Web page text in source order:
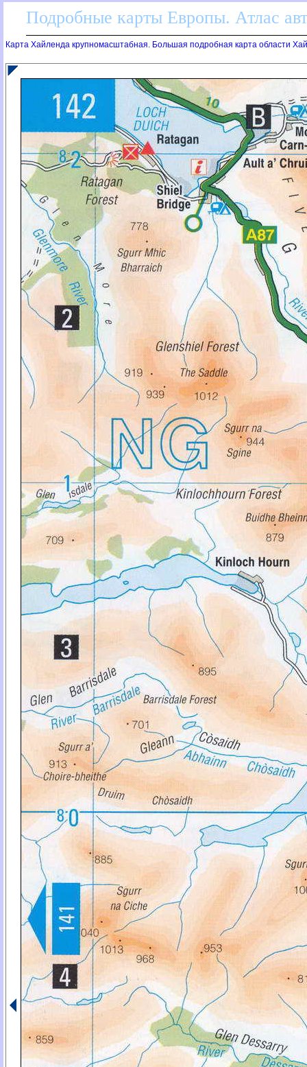
Подробные карты Европы. Атлас
Карта Хайленда крупномасштабная. Большая подробная карта области